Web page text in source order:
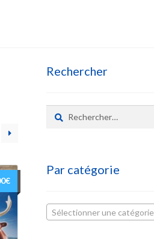
€
Rechercher
Rechercher :
Par catégorie
Sélectionner une catégorie